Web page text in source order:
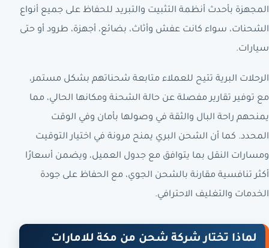
المجهزة بأحدث أنظمة التثبيت والتبريد للحفاظ على جميع أنواع
الشحنات، سواء كانت عفش وأثاث، بضائع، أجهزة، طرود أو حتى
سيارات.
الرحلات البرية تتيح للعملاء متابعة شحناتهم بشكل مستمر،
مع توفير تقارير مفصلة عن حالة الشحنة ومكانها الحالي، مما
يمنحهم راحة البال والثقة في وصولها بأمان وفي الوقت
المحدد. كما أن الشحن البري يمنح مرونة في اختيار التوقيت
ومسارات النقل بما يتوافق مع جدول العميل، ويضمن أسعارًا
أكثر تنافسية مقارنة بالشحن الجوي، مع الحفاظ على جودة
الخدمات والتغليف الاحترافي.
لماذا تختار شركة شحن من مكة للامارات